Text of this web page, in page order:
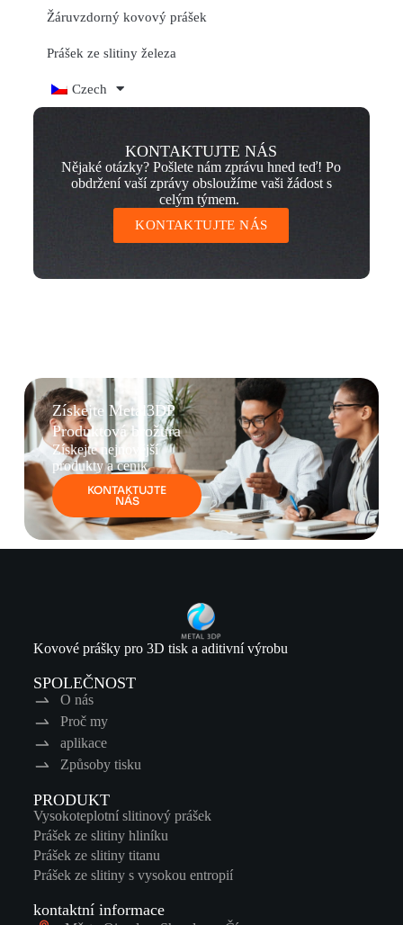
Žáruvzdorný kovový prášek
Prášek ze slitiny železa
Czech
KONTAKTUJTE NÁS
Nějaké otázky? Pošlete nám zprávu hned teď! Po
obdržení vaší zprávy obsloužíme vaši žádost s
celým týmem.
KONTAKTUJTE NÁS
Získejte Metal3DP
Produktová brožura
Získejte nejnovější
produkty a ceník
KONTAKTUJTE
NÁS
Kovové prášky pro 3D tisk a aditivní výrobu
SPOLEČNOST
O nás
Proč my
aplikace
Způsoby tisku
PRODUKT
Vysokoteplotní slitinový prášek
Prášek ze slitiny hliníku
Prášek ze slitiny titanu
Prášek ze slitiny s vysokou entropií
kontaktní informace